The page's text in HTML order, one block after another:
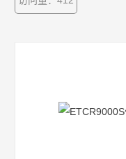
0.01mA的漏电流或电流。